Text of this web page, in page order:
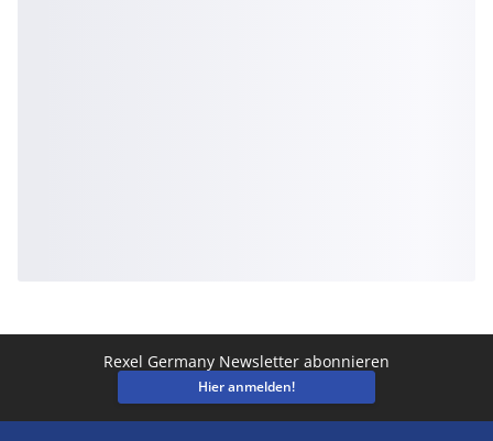
Rexel Germany Newsletter abonnieren
Hier anmelden!